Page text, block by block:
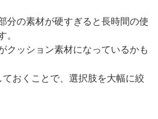
分の素材が硬すぎると長時間の使
クッション素材になっているかも
おくことで、選択肢を大幅に絞